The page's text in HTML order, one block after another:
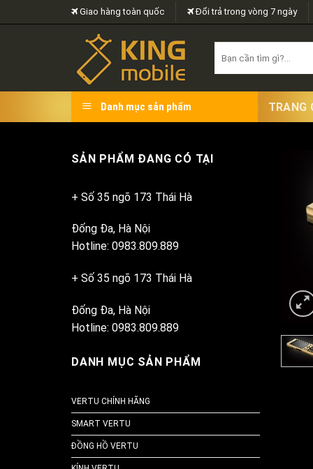
to
Giao hàng toàn quốc Đổi trả trong vòng 7 ngày
for:
Danh mục sản phẩm TRANG
SẢN PHẨM ĐANG CÓ TẠI
+ Số 35 ngõ 173 Thái Hà
Đống Đa, Hà Nội
Hotline: 0983.809.889
+ Số 35 ngõ 173 Thái Hà
Đống Đa, Hà Nội
Hotline: 0983.809.889
DANH MỤC SẢN PHẨM
VERTU CHÍNH HÃNG
SMART VERTU
ĐỒNG HỒ VERTU